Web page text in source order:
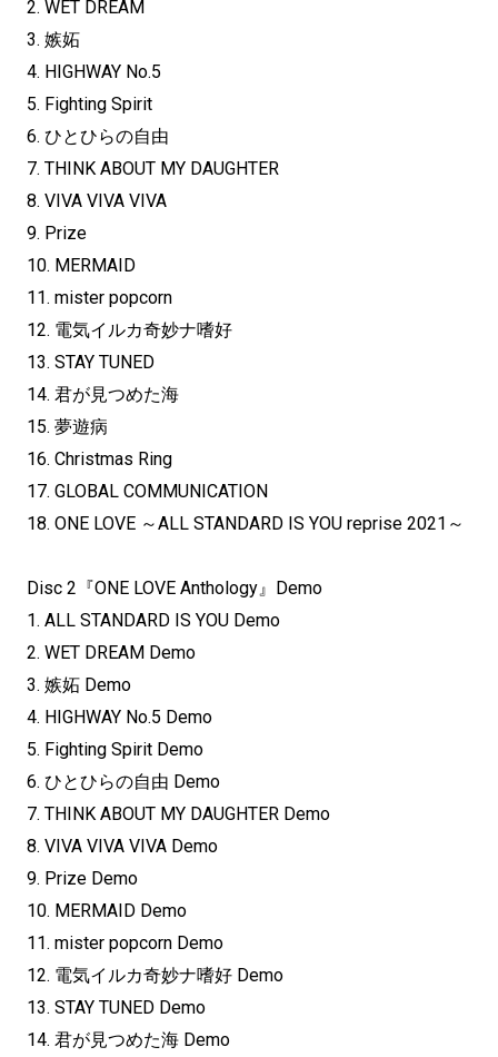
2. WET DREAM
3. 嫉妬
4. HIGHWAY No.5
5. Fighting Spirit
6. ひとひらの自由
7. THINK ABOUT MY DAUGHTER
8. VIVA VIVA VIVA
9. Prize
10. MERMAID
11. mister popcorn
12. 電気イルカ奇妙ナ嗜好
13. STAY TUNED
14. 君が見つめた海
15. 夢遊病
16. Christmas Ring
17. GLOBAL COMMUNICATION
18. ONE LOVE ～ALL STANDARD IS YOU reprise 2021～
Disc 2『ONE LOVE Anthology』Demo
1. ALL STANDARD IS YOU Demo
2. WET DREAM Demo
3. 嫉妬 Demo
4. HIGHWAY No.5 Demo
5. Fighting Spirit Demo
6. ひとひらの自由 Demo
7. THINK ABOUT MY DAUGHTER Demo
8. VIVA VIVA VIVA Demo
9. Prize Demo
10. MERMAID Demo
11. mister popcorn Demo
12. 電気イルカ奇妙ナ嗜好 Demo
13. STAY TUNED Demo
14. 君が見つめた海 Demo